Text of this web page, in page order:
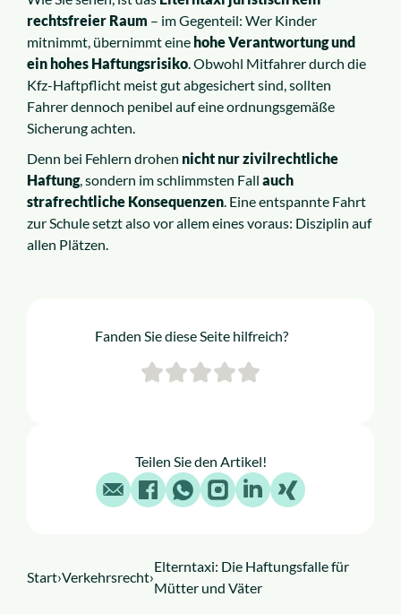
rechtsfreier Raum – im Gegenteil: Wer Kinder
mitnimmt, übernimmt eine hohe Verantwortung und
ein hohes Haftungsrisiko. Obwohl Mitfahrer durch die
Kfz-Haftpflicht meist gut abgesichert sind, sollten
Fahrer dennoch penibel auf eine ordnungsgemäße
Sicherung achten.
Denn bei Fehlern drohen nicht nur zivilrechtliche
Haftung, sondern im schlimmsten Fall auch
strafrechtliche Konsequenzen. Eine entspannte Fahrt
zur Schule setzt also vor allem eines voraus: Disziplin auf
allen Plätzen.
Fanden Sie diese Seite hilfreich?
Teilen Sie den Artikel!
E-MailFacebookWhatsAppInstagramLinkedIn
X
Start›Verkehrsrecht›
Elterntaxi: Die Haftungsfalle für
Mütter und Väter